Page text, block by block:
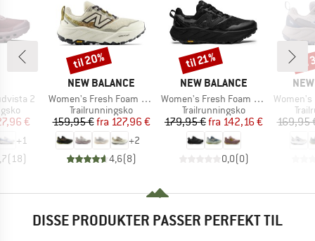
2
pris
€
+1
( 18)
MÆRKE
NEW BALANCE
Artikel
Women's Fresh Foam X Hierro V9
Produktgruppe
Trailrunningsko
Pris
159,95 € Nedsat pris
fra 127,96 €
+2
4,6(8)
Rabat
til 20%
MÆRKE
NEW BALANCE
Artikel
Women's Fresh Foam X Hierro V9 GTX
Produktgruppe
Trailrunningsko
Pris
179,95 € Nedsat pris
fra 142,16 €
0,0(0)
Rabat
til 21%
Artikel
Women's
169,95
DISSE PRODUKTER PASSER PERFEKT TIL